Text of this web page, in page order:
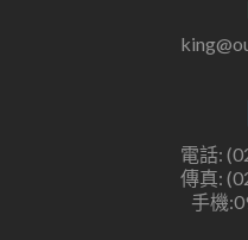
電話:
傳真:
手機